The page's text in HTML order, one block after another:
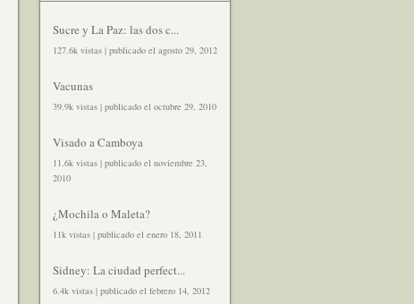
Sucre y La Paz: las dos c...
127.6k vistas | publicado el agosto 29, 2012
Vacunas
39.9k vistas | publicado el octubre 29, 2010
Visado a Camboya
11.6k vistas | publicado el noviembre 23,
2010
¿Mochila o Maleta?
11k vistas | publicado el enero 18, 2011
Sidney: La ciudad perfect...
6.4k vistas | publicado el febrero 14, 2012